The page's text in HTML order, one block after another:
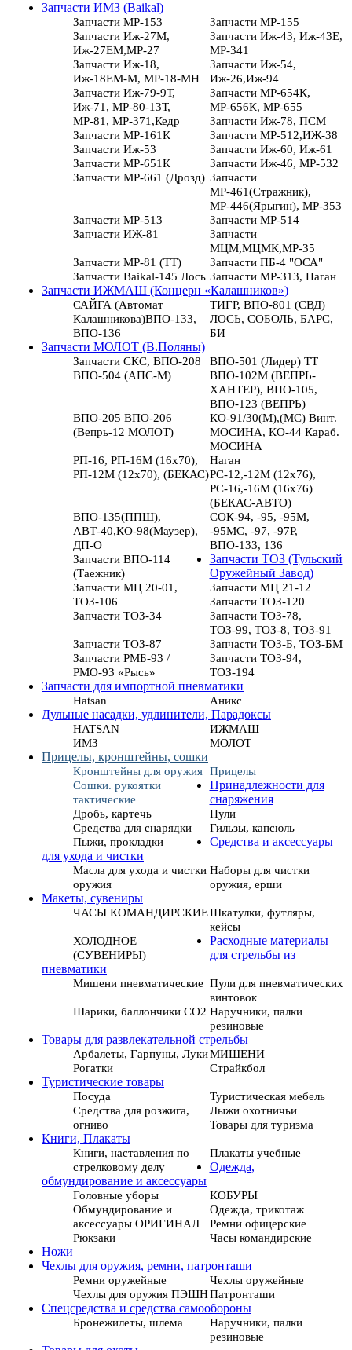
Запчасти ИМЗ (Baikal)
Запчасти МР-153
Запчасти МР-155
Запчасти Иж-27М,
Иж-27ЕМ,МР-27
Запчасти Иж-43, Иж-43Е,
МР-341
Запчасти Иж-18,
Иж-18ЕМ-М, МР-18-МН
Запчасти Иж-54,
Иж-26,Иж-94
Запчасти Иж-79-9Т,
Иж-71, МР-80-13Т,
МР-81, МР-371,Кедр
Запчасти МР-654К,
МР-656К, МР-655
Запчасти Иж-78, ПСМ
Запчасти МР-161К
Запчасти МР-512,ИЖ-38
Запчасти Иж-53
Запчасти Иж-60, Иж-61
Запчасти МР-651К
Запчасти Иж-46, МР-532
Запчасти МР-661 (Дрозд) Запчасти
МР-461(Стражник),
МР-446(Ярыгин), МР-353
Запчасти МР-513
Запчасти МР-514
Запчасти ИЖ-81
Запчасти
МЦМ,МЦМК,МР-35
Запчасти МР-81 (ТТ)
Запчасти ПБ-4 "ОСА"
Запчасти Baikal-145 Лось Запчасти МР-313, Наган
Запчасти ИЖМАШ (Концерн «Калашников»)
САЙГА (Автомат
Калашникова)ВПО-133,
ВПО-136
ТИГР, ВПО-801 (СВД)
ЛОСЬ, СОБОЛЬ, БАРС,
БИ
Запчасти МОЛОТ (В.Поляны)
Запчасти СКС, ВПО-208
ВПО-501 (Лидер) ТТ
ВПО-504 (АПС-М)
ВПО-102М (ВЕПРЬ-
ХАНТЕР), ВПО-105,
ВПО-123 (ВЕПРЬ)
ВПО-205 ВПО-206
(Вепрь-12 МОЛОТ)
КО-91/30(М),(МС) Винт.
МОСИНА, КО-44 Караб.
МОСИНА
РП-16, РП-16М (16х70),
РП-12М (12х70), (БЕКАС)
Наган
РС-12,-12М (12х76),
РС-16,-16М (16х76)
(БЕКАС-АВТО)
ВПО-135(ППШ),
АВТ-40,КО-98(Маузер),
ДП-О
СОК-94, -95, -95М,
-95МС, -97, -97Р,
ВПО-133, 136
Запчасти ВПО-114
(Таежник)
Запчасти ТОЗ (Тульский
Оружейный Завод)
Запчасти МЦ 20-01,
ТОЗ-106
Запчасти МЦ 21-12
Запчасти ТОЗ-120
Запчасти ТОЗ-34
Запчасти ТОЗ-78,
ТОЗ-99, ТОЗ-8, ТОЗ-91
Запчасти ТОЗ-87
Запчасти ТОЗ-Б, ТОЗ-БМ
Запчасти РМБ-93 /
РМО-93 «Рысь»
Запчасти ТОЗ-94,
ТОЗ-194
Запчасти для импортной пневматики
Hatsan
Аникс
Дульные насадки, удлинители, Парадоксы
HATSAN
ИЖМАШ
ИМЗ
МОЛОТ
Прицелы, кронштейны, сошки
Кронштейны для оружия Прицелы
Сошки. рукоятки
тактические
Принадлежности для
снаряжения
Дробь, картечь
Пули
Средства для снарядки
Гильзы, капсюль
Пыжи, прокладки
Средства и аксессуары
для ухода и чистки
Масла для ухода и чистки
оружия
Наборы для чистки
оружия, ерши
Макеты, сувениры
ЧАСЫ КОМАНДИРСКИЕШкатулки, футляры,
кейсы
ХОЛОДНОЕ
(СУВЕНИРЫ)
Расходные материалы
для стрельбы из
пневматики
Мишени пневматические Пули для пневматических
винтовок
Шарики, баллончики СО2 Наручники, палки
резиновые
Товары для развлекательной стрельбы
Арбалеты, Гарпуны, ЛукиМИШЕНИ
Рогатки
Страйкбол
Туристические товары
Посуда
Туристическая мебель
Средства для розжига,
огниво
Лыжи охотничьи
Товары для туризма
Книги, Плакаты
Книги, наставления по
стрелковому делу
Плакаты учебные
Одежда,
обмундирование и аксессуары
Головные уборы
КОБУРЫ
Обмундирование и
аксессуары ОРИГИНАЛ
Одежда, трикотаж
Ремни офицерские
Рюкзаки
Часы командирские
Ножи
Чехлы для оружия, ремни, патронташи
Ремни оружейные
Чехлы оружейные
Чехлы для оружия ПЭШНПатронташи
Спецсредства и средства самообороны
Бронежилеты, шлема
Наручники, палки
резиновые